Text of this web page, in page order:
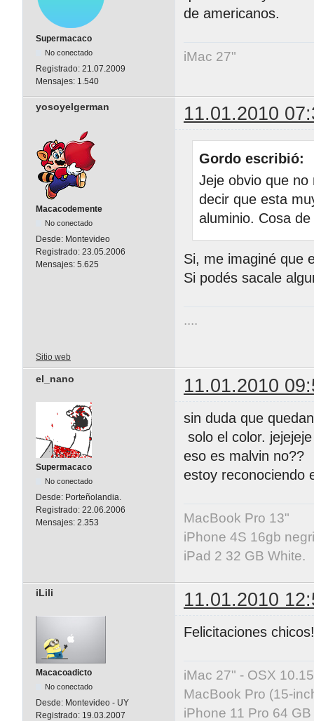
Supermacaco
No conectado
Registrado: 21.07.2009
Mensajes: 1.540
de americanos.
iMac 27"
yosoyelgerman 11.01.2010
Macacodemente
No conectado
Desde: Montevideo
Registrado: 23.05.2006
Mensajes: 5.625
Gordo escribió:
Jeje obvio que
decir que esta
aluminio. Cosa
Si, me imaginé que
Si podés sacale
....
Sitio web
el_nano 11.01.2010
Supermacaco
No conectado
Desde: Porteñolandia.
Registrado: 22.06.2006
Mensajes: 2.353
sin duda que
solo el color. jejejeje
eso es malvin no??
estoy reconociendo
MacBook Pro 13"
iPhone 4S 16gb
iPad 2 32 GB White.
iLili 11.01.2010
Macacoadicto
No conectado
Desde: Montevideo - UY
Registrado: 19.03.2007
Felicitaciones
iMac 27" - OSX
MacBook Pro (15-
iPhone 11 Pro 64